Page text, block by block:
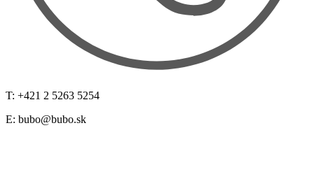
T: +421 2 5263 5254
E: bubo@bubo.sk